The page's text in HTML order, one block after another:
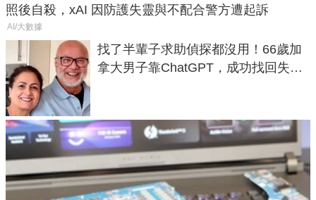
照後自殺，xAI 因防護失靈與不配合警方遭起訴
AI/大數據
找了半輩子求助偵探都沒用！66歲加
拿大男子靠ChatGPT，成功找回失散